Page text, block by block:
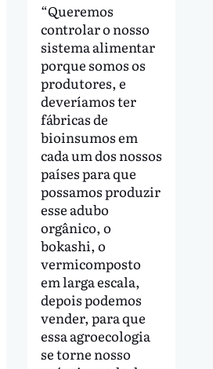
“Queremos
controlar o nosso
sistema alimentar
porque somos os
produtores, e
deveríamos ter
fábricas de
bioinsumos em
cada um dos nossos
países para que
possamos produzir
esse adubo
orgânico, o
bokashi, o
vermicomposto
em larga escala,
depois podemos
vender, para que
essa agroecologia
se torne nosso